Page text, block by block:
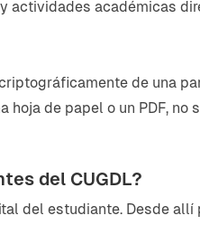
actividades académicas
de una
de papel o un PDF,
del CUGDL?
del estudiante. Desde